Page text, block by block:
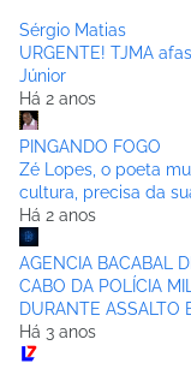
Sérgio Matias
URGENTE! TJMA
Júnior
Há 2 anos
PINGANDO FOGO
Zé Lopes, o poeta
cultura, precisa da
Há 2 anos
AGENCIA BACABAL
CABO DA POLÍCIA
DURANTE ASSALTO
Há 3 anos